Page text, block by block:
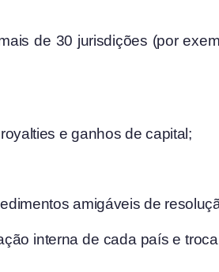
de 30 jurisdições (por
e ganhos de capital;
amigáveis de
interna de cada país e